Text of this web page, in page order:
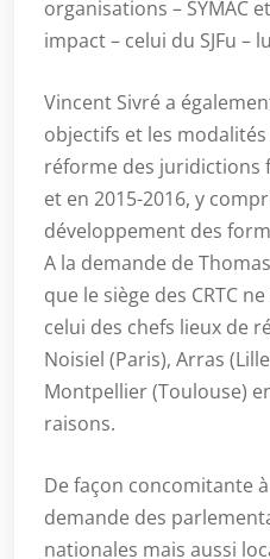
organisations – SYMAC
impact – celui du SJFu –
Vincent Sivré a
objectifs et les
réforme des juridictions
et en 2015-2016, y
développement des
A la demande de
que le siège des CRTC
celui des chefs lieux de
Noisiel (Paris), Arras
Montpellier (Toulouse)
raisons.
De façon concomitante
demande des
nationales mais aussi